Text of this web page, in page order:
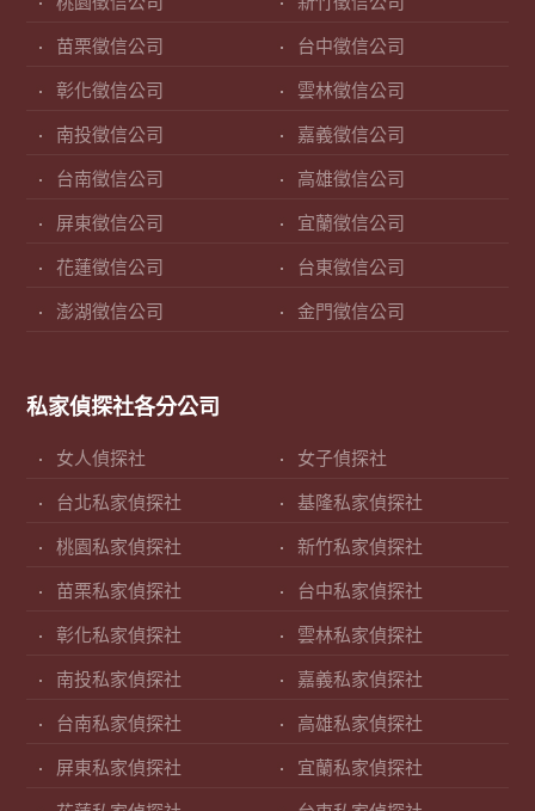
苗栗徵信公司 台中徵信公司
彰化徵信公司 雲林徵信公司
南投徵信公司 嘉義徵信公司
台南徵信公司 高雄徵信公司
屏東徵信公司 宜蘭徵信公司
花蓮徵信公司 台東徵信公司
澎湖徵信公司 金門徵信公司
私家偵探社各分公司
女人偵探社 女子偵探社
台北私家偵探社 基隆私家偵探社
桃園私家偵探社 新竹私家偵探社
苗栗私家偵探社 台中私家偵探社
彰化私家偵探社 雲林私家偵探社
南投私家偵探社 嘉義私家偵探社
台南私家偵探社 高雄私家偵探社
屏東私家偵探社 宜蘭私家偵探社